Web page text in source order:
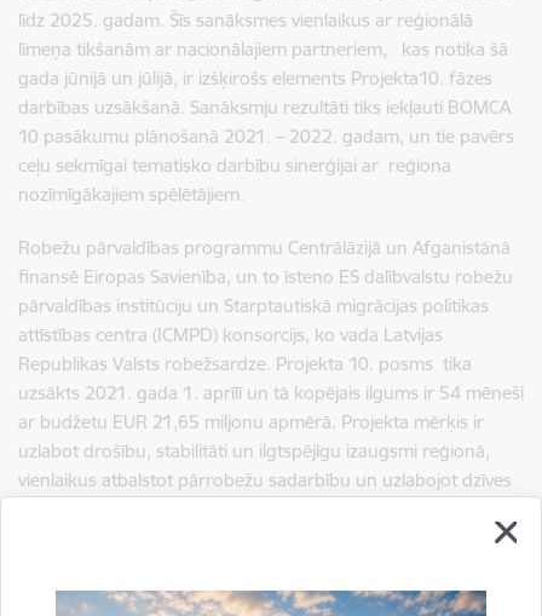
līdz 2025. gadam. Šīs sanāksmes vienlaikus ar reģionālā
līmeņa tikšanām ar nacionālajiem partneriem, kas notika šā
gada jūnijā un jūlijā, ir izšķirošs elements Projekta10. fāzes
darbības uzsākšanā. Sanāksmju rezultāti tiks iekļauti BOMCA
10 pasākumu plānošanā 2021. – 2022. gadam, un tie pavērs
ceļu sekmīgai tematisko darbību sinerģijai ar reģiona
nozīmīgākajiem spēlētājiem.
Robežu pārvaldības programmu Centrālāzijā un Afganistānā
finansē Eiropas Savienība, un to īsteno ES dalībvalstu robežu
pārvaldības institūciju un Starptautiskā migrācijas politikas
attīstības centra (ICMPD) konsorcijs, ko vada Latvijas
Republikas Valsts robežsardze. Projekta 10. posms tika
uzsākts 2021. gada 1. aprīlī un tā kopējais ilgums ir 54 mēneši
ar budžetu EUR 21,65 miljonu apmērā. Projekta mērķis ir
uzlabot drošību, stabilitāti un ilgtspējīgu izaugsmi reģionā,
vienlaikus atbalstot pārrobežu sadarbību un uzlabojot dzīves
attīstība, atklāšanas spēju uzlabošana, tirdzniecības